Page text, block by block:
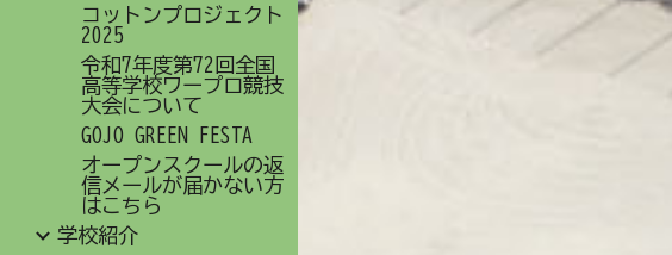
コットンプロジェクト
2025
令和7年度第72回全国
高等学校ワープロ競技
大会について
GOJO GREEN FESTA
オープンスクールの返
信メールが届かない方
はこちら
学校紹介